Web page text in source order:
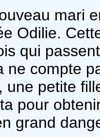
mari
Odilie.
qui
ne compte
une petite
pour
grand